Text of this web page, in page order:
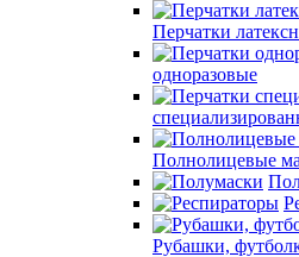
Перчатки
одноразовые
Полнолицевые
Рубашки,